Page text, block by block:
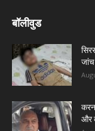
बॉलीवुड
और